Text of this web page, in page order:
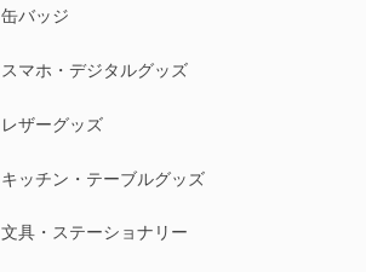
缶バッジ
スマホ・デジタルグッズ
レザーグッズ
キッチン・テーブルグッズ
文具・ステーショナリー